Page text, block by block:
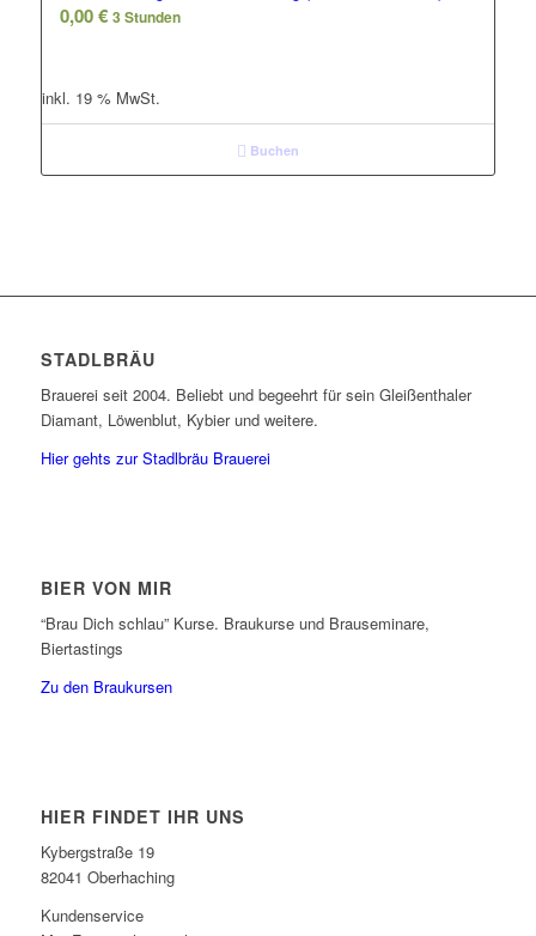
0,00€ 3 Stunden
inkl. 19 % MwSt.
Buchen
STADLBRÄU
Brauerei seit 2004. Beliebt und begeehrt für sein Gleißenthaler
Diamant, Löwenblut, Kybier und weitere.
Hier gehts zur Stadlbräu Brauerei
BIER VON MIR
“Brau Dich schlau” Kurse. Braukurse und Brauseminare,
Biertastings
Zu den Braukursen
HIER FINDET IHR UNS
Kybergstraße 19
82041 Oberhaching
Kundenservice